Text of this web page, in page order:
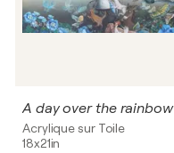
A day over the rainbow
Acrylique sur Toile
18x21in